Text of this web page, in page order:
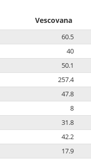
Vescovana
60.5
40
50.1
257.4
47.8
8
31.8
42.2
17.9